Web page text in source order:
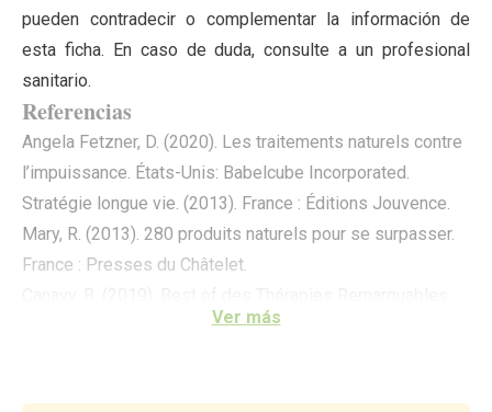
pueden contradecir o complementar la información de
esta ficha. En caso de duda, consulte a un profesional
sanitario.
Referencias
Angela Fetzner, D. (2020). Les traitements naturels contre
l’impuissance. États-Unis: Babelcube Incorporated.
Stratégie longue vie. (2013). France : Éditions Jouvence.
Mary, R. (2013). 280 produits naturels pour se surpasser.
France : Presses du Châtelet.
France : Nombre7 Editions.Ver más